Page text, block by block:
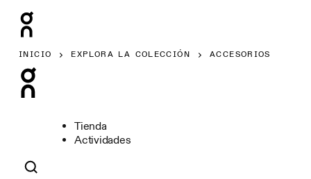
INICIO EXPLORA LA COLECCIÓN ACCESORIOS
Tienda
Actividades